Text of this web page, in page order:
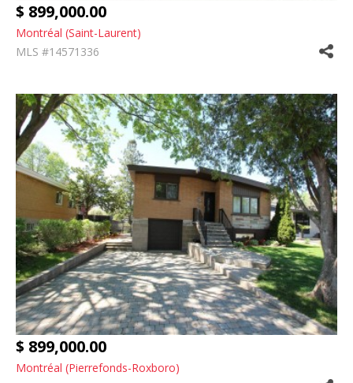
$ 899,000.00
Montréal (Saint-Laurent)
MLS #14571336
$ 899,000.00
Montréal (Pierrefonds-Roxboro)